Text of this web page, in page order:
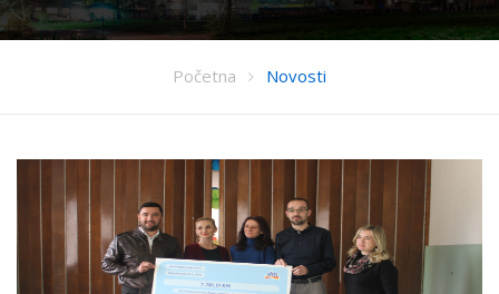
Početna Novosti